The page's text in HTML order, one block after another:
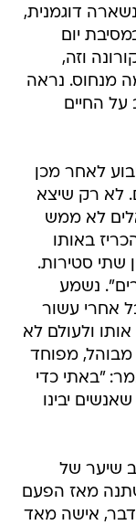
דוגמנית,
יום
וזה,
מנחוס. נראה
על החיים
זכה ב"כוכב נולד" 4, ושבוע לאחר מכן
לא רק שיצא
לא ממש
באותו
שתי סטירות.
נשמע
אחרי עשור
ולעולם לא
מבוהל, מפוחד
"באתי כדי
יבינו
שיער של
מאז הפעם
דבר, אישה מאד